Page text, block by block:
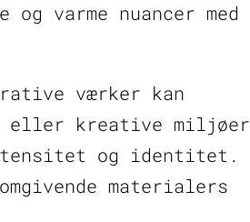
varme nuancer med
værker kan
eller kreative miljøer
og identitet.
materialers